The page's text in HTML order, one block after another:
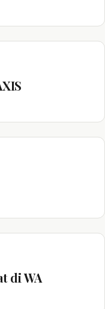
di WA